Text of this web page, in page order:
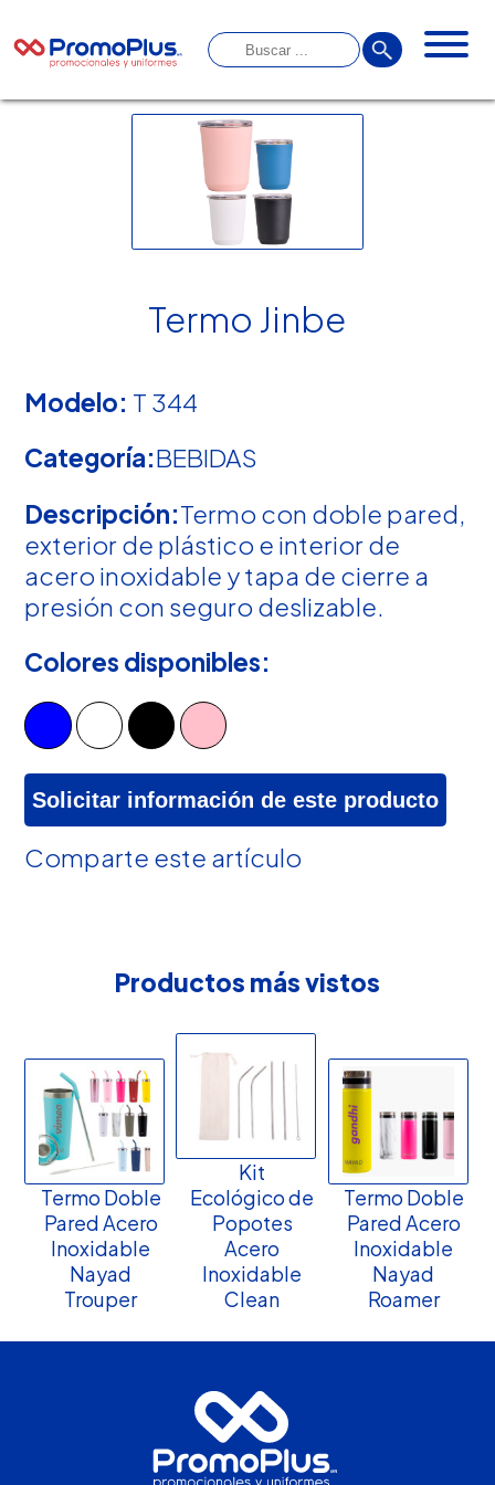
Termo Jinbe
Modelo: T 344
Categoría:BEBIDAS
Descripción:Termo con doble pared,
exterior de plástico e interior de
acero inoxidable y tapa de cierre a
presión con seguro deslizable.
Colores disponibles:
Solicitar información de este producto
Comparte este artículo
Productos más vistos
Termo Doble
Pared Acero
Inoxidable
Nayad
Trouper
Kit
Ecológico de
Popotes
Acero
Inoxidable
Clean
Termo Doble
Pared Acero
Inoxidable
Nayad
Roamer